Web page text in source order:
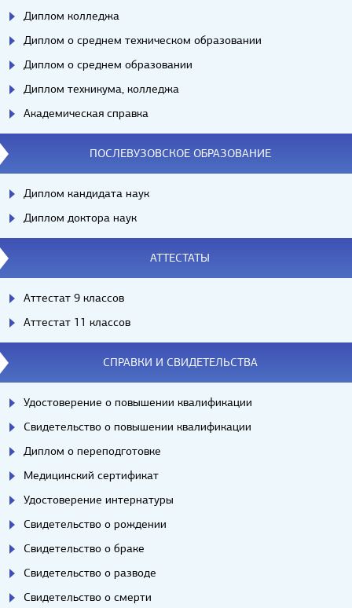
Диплом колледжа
Диплом о среднем техническом образовании
Диплом о среднем образовании
Диплом техникума, колледжа
Академическая справка
ПОСЛЕВУЗОВСКОЕ ОБРАЗОВАНИЕ
Диплом кандидата наук
Диплом доктора наук
АТТЕСТАТЫ
Аттестат 9 классов
Аттестат 11 классов
СПРАВКИ И СВИДЕТЕЛЬСТВА
Удостоверение о повышении квалификации
Свидетельство о повышении квалификации
Диплом о переподготовке
Медицинский сертификат
Удостоверение интернатуры
Свидетельство о рождении
Свидетельство о браке
Свидетельство о разводе
Свидетельство о смерти